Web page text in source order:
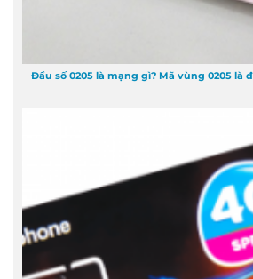
Đầu số 0205 là mạng gì? Mã vùng 0205 là